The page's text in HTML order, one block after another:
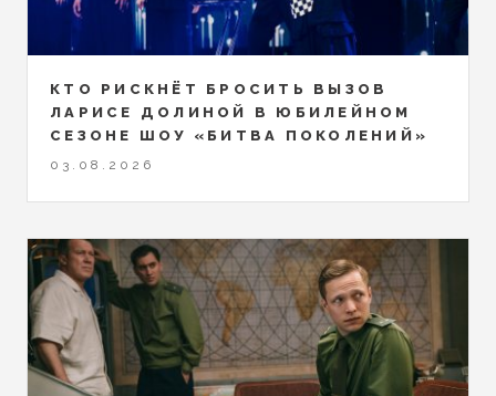
КТО РИСКНЁТ БРОСИТЬ ВЫЗОВ
ЛАРИСЕ ДОЛИНОЙ В ЮБИЛЕЙНОМ
СЕЗОНЕ ШОУ «БИТВА ПОКОЛЕНИЙ»
03.08.2026